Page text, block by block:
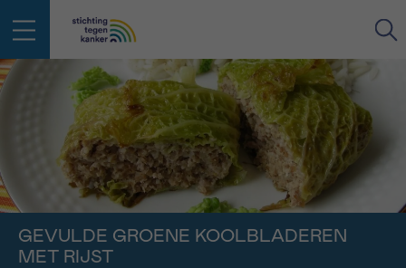
GEVULDE GROENE KOOLBLADEREN
MET RIJST
EMAIL
NAAM
IN DE STRIJD TEGEN KANKER STA
JE NIET ALLEEN
Professionele medewerkers beantwoorden je vragen
Contacteer ons gratis
Bel ons op 0800 15 802
geen enkele diagnose
TERUG
Afspraak Vraag Gegevens Bevestiging